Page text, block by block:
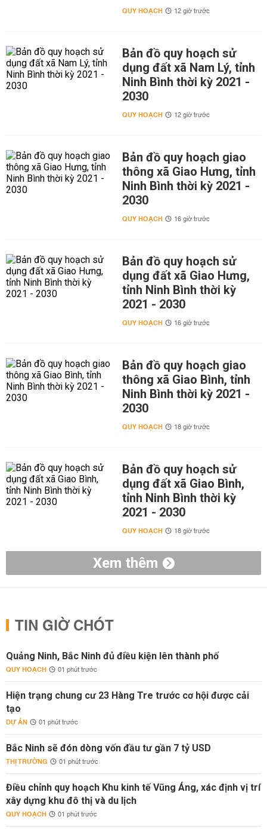
QUY HOẠCH 12 giờ trước
Bản đồ quy hoạch sử
dụng đất xã Nam Lý, tỉnh
Ninh Bình thời kỳ 2021 -
2030
QUY HOẠCH 12 giờ trước
Bản đồ quy hoạch giao
thông xã Giao Hưng, tỉnh
Ninh Bình thời kỳ 2021 -
2030
QUY HOẠCH 16 giờ trước
Bản đồ quy hoạch sử
dụng đất xã Giao Hưng,
tỉnh Ninh Bình thời kỳ
2021 - 2030
QUY HOẠCH 16 giờ trước
Bản đồ quy hoạch giao
thông xã Giao Bình, tỉnh
Ninh Bình thời kỳ 2021 -
2030
QUY HOẠCH 18 giờ trước
Bản đồ quy hoạch sử
dụng đất xã Giao Bình,
tỉnh Ninh Bình thời kỳ
2021 - 2030
QUY HOẠCH 18 giờ trước
Xem thêm
TIN GIỜ CHÓT
Quảng Ninh, Bắc Ninh đủ điều kiện lên thành phố
QUY HOẠCH 01 phút trước
Hiện trạng chung cư 23 Hàng Tre trước cơ hội được cải
tạo
DỰ ÁN 01 phút trước
Bắc Ninh sẽ đón dòng vốn đầu tư gần 7 tỷ USD
THỊ TRƯỜNG 01 phút trước
Điều chỉnh quy hoạch Khu kinh tế Vũng Áng, xác định vị trí
xây dựng khu đô thị và du lịch
QUY HOẠCH 01 phút trước